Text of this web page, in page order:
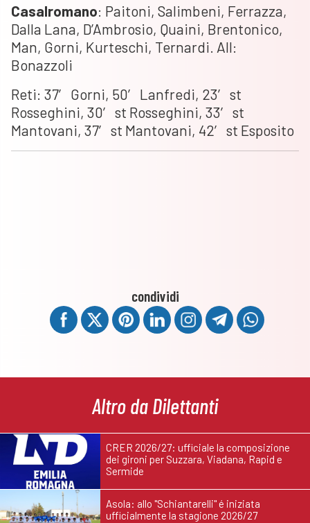
Casalromano: Paitoni, Salimbeni, Ferrazza,
Dalla Lana, D’Ambrosio, Quaini, Brentonico,
Man, Gorni, Kurteschi, Ternardi. All:
Bonazzoli
Reti: 37′ Gorni, 50′ Lanfredi, 23′ st
Rosseghini, 30′ st Rosseghini, 33′ st
Mantovani, 37′ st Mantovani, 42′ st Esposito
condividi
Altro da Dilettanti
CRER 2026/27: ufficiale la composizione
dei gironi per Suzzara, Viadana, Rapid e
Sermide
Asola: allo "Schiantarelli" é iniziata
ufficialmente la stagione 2026/27